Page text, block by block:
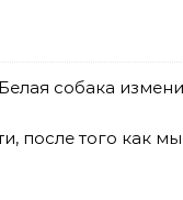
Белая собака
после того как